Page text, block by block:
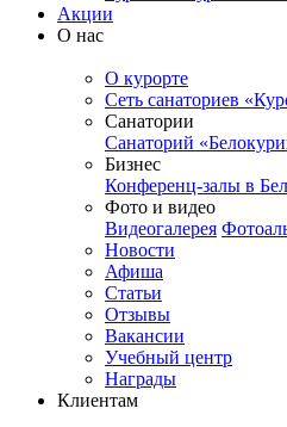
Акции
О нас
О курорте
Сеть санаториев
Санатории
Санаторий
Бизнес
Конференц-залы в
Фото и видео
Видеогалерея
Новости
Афиша
Статьи
Отзывы
Вакансии
Учебный центр
Награды
Клиентам